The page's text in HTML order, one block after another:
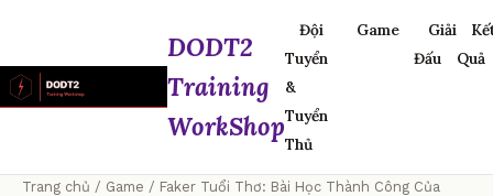
DODT2
Training
WorkShop
Đội
Tuyển
&
Tuyển
Thủ
Game
Giải
Đấu
Quả
Trang chủ / Game / Faker Tuổi Thơ: Bài Học Thành Công Của